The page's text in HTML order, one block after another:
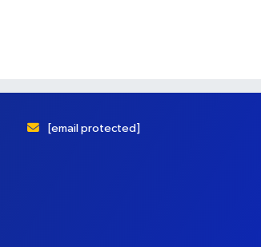
[email protected]